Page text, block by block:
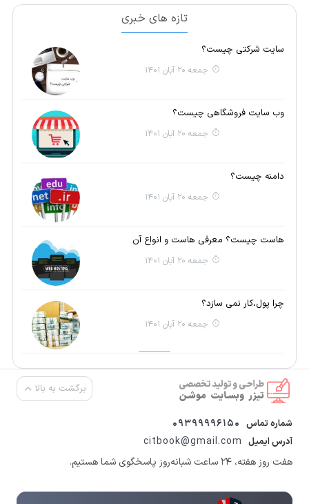
تازه های خبری
سایت شرکتی چیست؟
جمعه 20 آبان 1401
وب سایت فروشگاهی چیست؟
جمعه 20 آبان 1401
دامنه چیست؟
جمعه 20 آبان 1401
هاست چیست؟ معرفی هاست و انواع آن
جمعه 20 آبان 1401
چرا پول،کار نمی سازد؟
جمعه 20 آبان 1401
برگشت به بالا
شماره تماس 09399996150
آدرس ایمیل citbook@gmail.com
هفت روز هفته، ۲۴ ساعت شبانه‌روز پاسخگوی شما هستیم.